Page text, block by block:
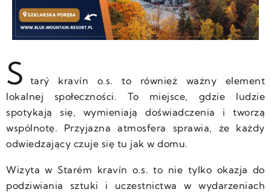
S
tarý kravín o.s. to również ważny element
lokalnej społeczności. To miejsce, gdzie ludzie
spotykają się, wymieniają doświadczenia i tworzą
wspólnotę. Przyjazna atmosfera sprawia, że każdy
odwiedzający czuje się tu jak w domu.
Wizyta w Starém kravín o.s. to nie tylko okazja do
podziwiania sztuki i uczestnictwa w wydarzeniach